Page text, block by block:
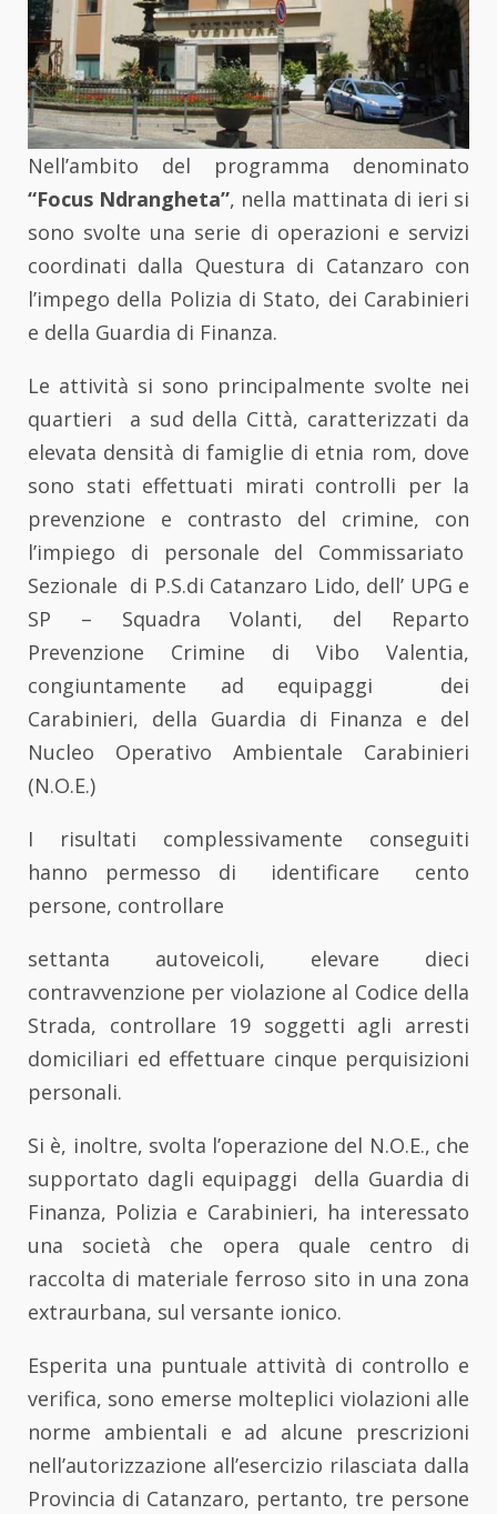
Nell’ambito del programma denominato
“Focus Ndrangheta”, nella mattinata di ieri si
sono svolte una serie di operazioni e servizi
coordinati dalla Questura di Catanzaro con
l’impego della Polizia di Stato, dei Carabinieri
e della Guardia di Finanza.
Le attività si sono principalmente svolte nei
quartieri a sud della Città, caratterizzati da
elevata densità di famiglie di etnia rom, dove
sono stati effettuati mirati controlli per la
prevenzione e contrasto del crimine, con
l’impiego di personale del Commissariato
Sezionale di P.S.di Catanzaro Lido, dell’ UPG e
SP – Squadra Volanti, del Reparto
Prevenzione Crimine di Vibo Valentia,
congiuntamente ad equipaggi dei
Carabinieri, della Guardia di Finanza e del
Nucleo Operativo Ambientale Carabinieri
(N.O.E.)
I risultati complessivamente conseguiti
hanno permesso di identificare cento
persone, controllare
settanta autoveicoli, elevare dieci
contravvenzione per violazione al Codice della
Strada, controllare 19 soggetti agli arresti
domiciliari ed effettuare cinque perquisizioni
personali.
Si è, inoltre, svolta l’operazione del N.O.E., che
supportato dagli equipaggi della Guardia di
Finanza, Polizia e Carabinieri, ha interessato
una società che opera quale centro di
raccolta di materiale ferroso sito in una zona
extraurbana, sul versante ionico.
Esperita una puntuale attività di controllo e
verifica, sono emerse molteplici violazioni alle
norme ambientali e ad alcune prescrizioni
nell’autorizzazione all’esercizio rilasciata dalla
Provincia di Catanzaro, pertanto, tre persone